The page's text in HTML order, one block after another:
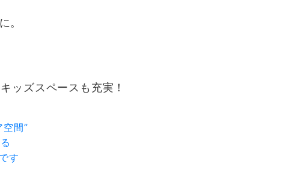
。
ッズスペースも充実！
空間”
す